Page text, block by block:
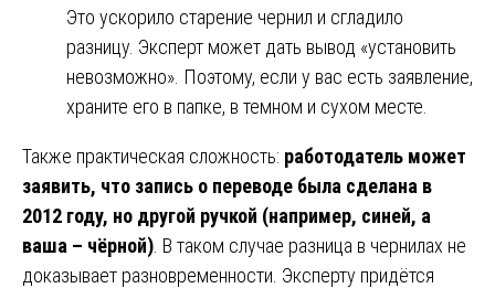
Это ускорило старение чернил и сгладило
разницу. Эксперт может дать вывод «установить
невозможно». Поэтому, если у вас есть заявление,
храните его в папке, в темном и сухом месте.
Также практическая сложность: работодатель может
заявить, что запись о переводе была сделана в
2012 году, но другой ручкой (например, синей, а
ваша – чёрной) . В таком случае разница в чернилах не
доказывает разновременности. Эксперту придётся